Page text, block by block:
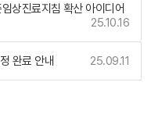
상진료지침 확산 아이디어
25.10.16
완료 안내 25.09.11